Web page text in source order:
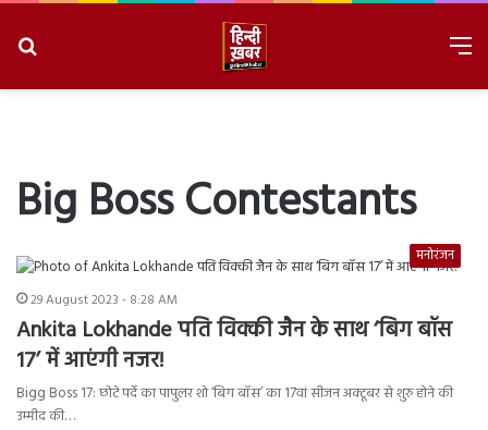
Big Boss Contestants
मनोरंजन
29 August 2023 - 8:28 AM
Ankita Lokhande पति विक्की जैन के साथ ‘बिग बॉस
17’ में आएंगी नजर!
Bigg Boss 17: छोटे पर्दे का पापुलर शो ‘बिग बॉस’ का 17वां सीजन अक्टूबर से शुरु होने की
उम्मीद की…